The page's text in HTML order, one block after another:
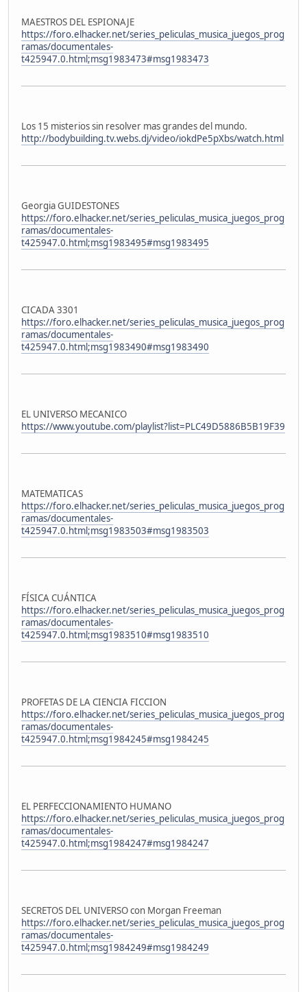
MAESTROS DEL ESPIONAJE
https://foro.elhacker.net/series_peliculas_musica_juegos_prog
ramas/documentales-
t425947.0.html;msg1983473#msg1983473
Los 15 misterios sin resolver mas grandes del mundo.
http://bodybuilding.tv.webs.dj/video/iokdPe5pXbs/watch.html
Georgia GUIDESTONES
https://foro.elhacker.net/series_peliculas_musica_juegos_prog
ramas/documentales-
t425947.0.html;msg1983495#msg1983495
CICADA 3301
https://foro.elhacker.net/series_peliculas_musica_juegos_prog
ramas/documentales-
t425947.0.html;msg1983490#msg1983490
EL UNIVERSO MECANICO
https://www.youtube.com/playlist?list=PLC49D5886B5B19F39
MATEMATICAS
https://foro.elhacker.net/series_peliculas_musica_juegos_prog
ramas/documentales-
t425947.0.html;msg1983503#msg1983503
FÍSICA CUÁNTICA
https://foro.elhacker.net/series_peliculas_musica_juegos_prog
ramas/documentales-
t425947.0.html;msg1983510#msg1983510
PROFETAS DE LA CIENCIA FICCION
https://foro.elhacker.net/series_peliculas_musica_juegos_prog
ramas/documentales-
t425947.0.html;msg1984245#msg1984245
EL PERFECCIONAMIENTO HUMANO
https://foro.elhacker.net/series_peliculas_musica_juegos_prog
ramas/documentales-
t425947.0.html;msg1984247#msg1984247
SECRETOS DEL UNIVERSO con Morgan Freeman
https://foro.elhacker.net/series_peliculas_musica_juegos_prog
ramas/documentales-
t425947.0.html;msg1984249#msg1984249